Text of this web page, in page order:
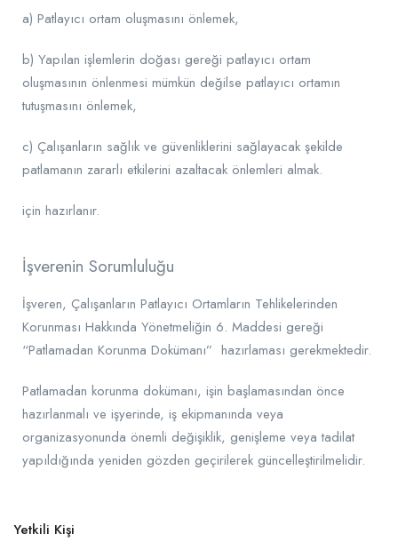
a) Patlayıcı ortam oluşmasını önlemek,
b) Yapılan işlemlerin doğası gereği patlayıcı ortam
oluşmasının önlenmesi mümkün değilse patlayıcı ortamın
tutuşmasını önlemek,
c) Çalışanların sağlık ve güvenliklerini sağlayacak şekilde
patlamanın zararlı etkilerini azaltacak önlemleri almak.
için hazırlanır.
İşverenin Sorumluluğu
İşveren, Çalışanların Patlayıcı Ortamların Tehlikelerinden
Korunması Hakkında Yönetmeliğin 6. Maddesi gereği
“Patlamadan Korunma Dokümanı” hazırlaması gerekmektedir.
Patlamadan korunma dokümanı, işin başlamasından önce
hazırlanmalı ve işyerinde, iş ekipmanında veya
organizasyonunda önemli değişiklik, genişleme veya tadilat
yapıldığında yeniden gözden geçirilerek güncelleştirilmelidir.
Yetkili Kişi